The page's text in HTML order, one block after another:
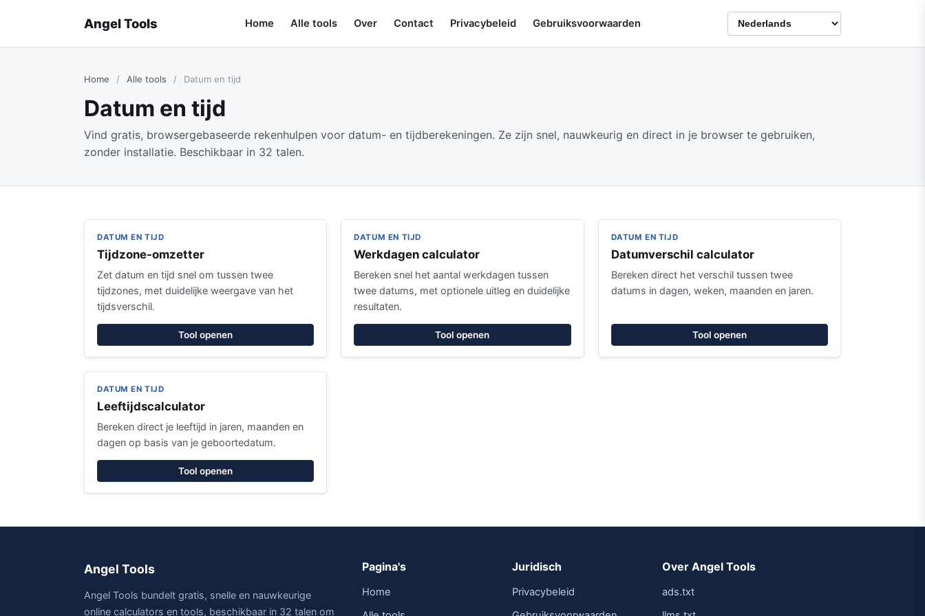
Angel Tools Home Alle tools Over Contact Privacybeleid Gebruiksvoorwaarden
Home / Alle tools / Datum en tijd
Datum en tijd
Vind gratis, browsergebaseerde rekenhulpen voor datum- en tijdberekeningen. Ze zijn snel, nauwkeurig en direct in je browser te gebruiken,
zonder installatie. Beschikbaar in 32 talen.
DATUM EN TIJD
Tijdzone-omzetter
Zet datum en tijd snel om tussen twee
tijdzones, met duidelijke weergave van het
tijdsverschil.
Tool openen
DATUM EN TIJD
Werkdagen calculator
Bereken snel het aantal werkdagen tussen
twee datums, met optionele uitleg en duidelijke
resultaten.
Tool openen
DATUM EN TIJD
Datumverschil calculator
Bereken direct het verschil tussen twee
datums in dagen, weken, maanden en jaren.
Tool openen
DATUM EN TIJD
Leeftijdscalculator
Bereken direct je leeftijd in jaren, maanden en
dagen op basis van je geboortedatum.
Tool openen
Angel Tools
Angel Tools bundelt gratis, snelle en nauwkeurige
online calculators en tools, beschikbaar in 32 talen om
Pagina's
Home
Juridisch
Privacybeleid
Over Angel Tools
ads.txt